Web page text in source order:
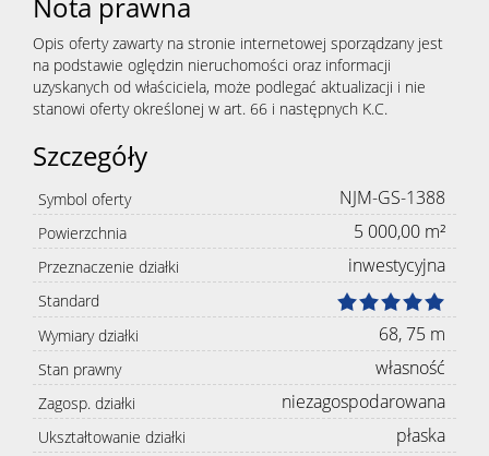
Nota prawna
Opis oferty zawarty na stronie internetowej sporządzany jest
na podstawie oględzin nieruchomości oraz informacji
uzyskanych od właściciela, może podlegać aktualizacji i nie
stanowi oferty określonej w art. 66 i następnych K.C.
Szczegóły
Symbol oferty NJM-GS-1388
Powierzchnia 5 000,00 m²
Przeznaczenie działki inwestycyjna
Standard
Wymiary działki
68, 75 m
Stan prawny własność
Zagosp. działki niezagospodarowana
Ukształtowanie działki płaska